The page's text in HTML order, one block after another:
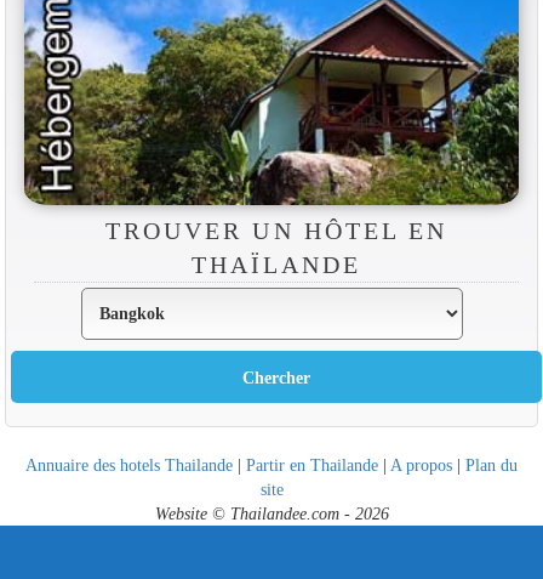
TROUVER UN HÔTEL EN
THAÏLANDE
Annuaire des hotels Thailande | Partir en Thailande | A propos | Plan du
site
Website © Thailandee.com - 2026